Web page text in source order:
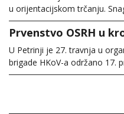
u orijentacijskom trčanju.
Prvenstvo OSRH u
U Petrinji je 27. travnja u
brigade HKoV-a održano 17.